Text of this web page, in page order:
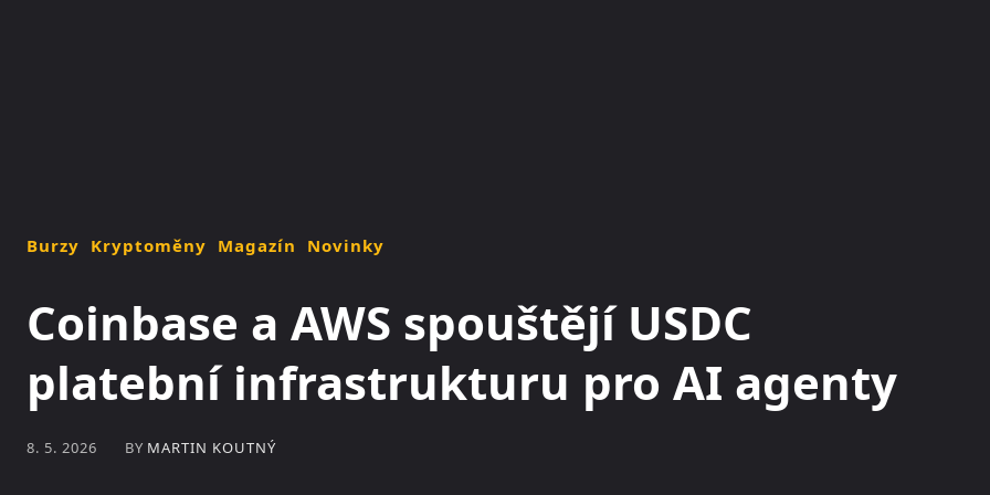
Burzy Kryptoměny Magazín Novinky
Coinbase a AWS spouštějí USDC
platební infrastrukturu pro AI agenty
8. 5. 2026 BY MARTIN KOUTNÝ